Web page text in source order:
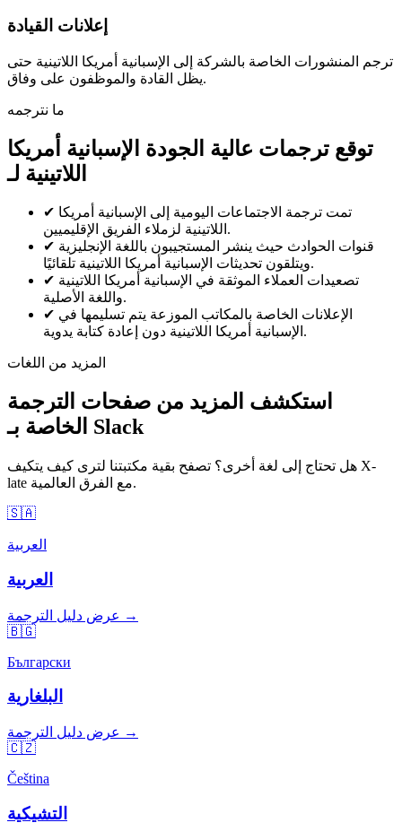
إعلانات القيادة
ترجم المنشورات الخاصة بالشركة إلى الإسبانية أمريكا اللاتينية حتى
يظل القادة والموظفون على وفاق.
ما نترجمه
توقع ترجمات عالية الجودة الإسبانية أمريكا
اللاتينية لـ
✔ تمت ترجمة الاجتماعات اليومية إلى الإسبانية أمريكا
اللاتينية لزملاء الفريق الإقليميين.
✔ قنوات الحوادث حيث ينشر المستجيبون باللغة الإنجليزية
ويتلقون تحديثات الإسبانية أمريكا اللاتينية تلقائيًا.
✔ تصعيدات العملاء الموثقة في الإسبانية أمريكا اللاتينية
واللغة الأصلية.
✔ الإعلانات الخاصة بالمكاتب الموزعة يتم تسليمها في
الإسبانية أمريكا اللاتينية دون إعادة كتابة يدوية.
المزيد من اللغات
استكشف المزيد من صفحات الترجمة
الخاصة بـ Slack
هل تحتاج إلى لغة أخرى؟ تصفح بقية مكتبتنا لترى كيف يتكيف X-
late مع الفرق العالمية.
🇸🇦
العربية
العربية
عرض دليل الترجمة →
🇧🇬
Български
البلغارية
عرض دليل الترجمة →
🇨🇿
Čeština
التشيكية